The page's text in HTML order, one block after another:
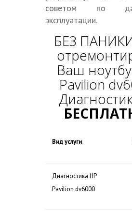
советом по
эксплуатации.
БЕЗ
Ваш
Pavilion
Вид услуги
Диагностика HP
Pavilion dv6000